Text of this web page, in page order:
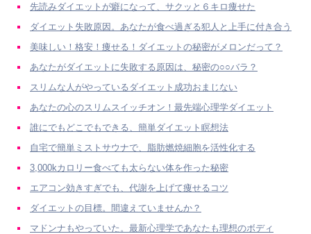
先読みダイエットが癖になって、サクッと６キロ痩せた
ダイエット失敗原因。あなたが食べ過ぎる犯人と上手に付き合う
美味しい！格安！痩せる！ダイエットの秘密がメロンだって？
あなたがダイエットに失敗する原因は、秘密の○○バラ？
スリムな人がやっているダイエット成功おまじない
あなたの心のスリムスイッチオン！最先端心理学ダイエット
誰にでもどこでもできる、簡単ダイエット瞑想法
自宅で簡単ミストサウナで、脂肪燃焼細胞を活性化する
3,000kカロリー食べても太らない体を作った秘密
エアコン効きすぎでも、代謝を上げて痩せるコツ
ダイエットの目標。間違えていませんか？
マドンナもやっていた。最新心理学であなたも理想のボディ